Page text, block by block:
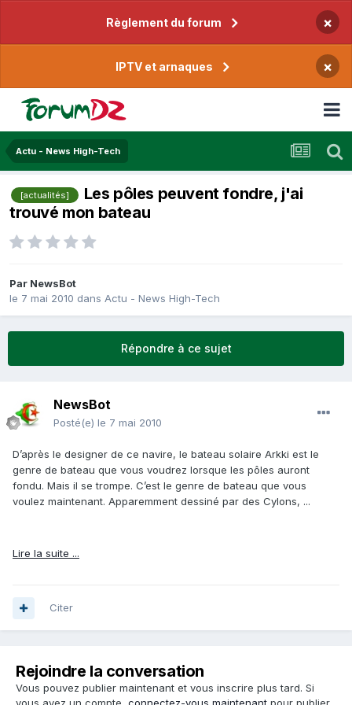
Règlement du forum ×
IPTV et arnaques ×
Actu - News High-Tech
[actualités]
Les pôles peuvent fondre, j'ai
trouvé mon bateau
Par NewsBot
le 7 mai 2010 dans Actu - News High-Tech
Répondre à ce sujet
NewsBot
Posté(e) le 7 mai 2010
D’après le designer de ce navire, le bateau solaire Arkki est le
genre de bateau que vous voudrez lorsque les pôles auront
fondu. Mais il se trompe. C’est le genre de bateau que vous
voulez maintenant. Apparemment dessiné par des Cylons, ...
Lire la suite ...
Citer
Rejoindre la conversation
Vous pouvez publier maintenant et vous inscrire plus tard. Si